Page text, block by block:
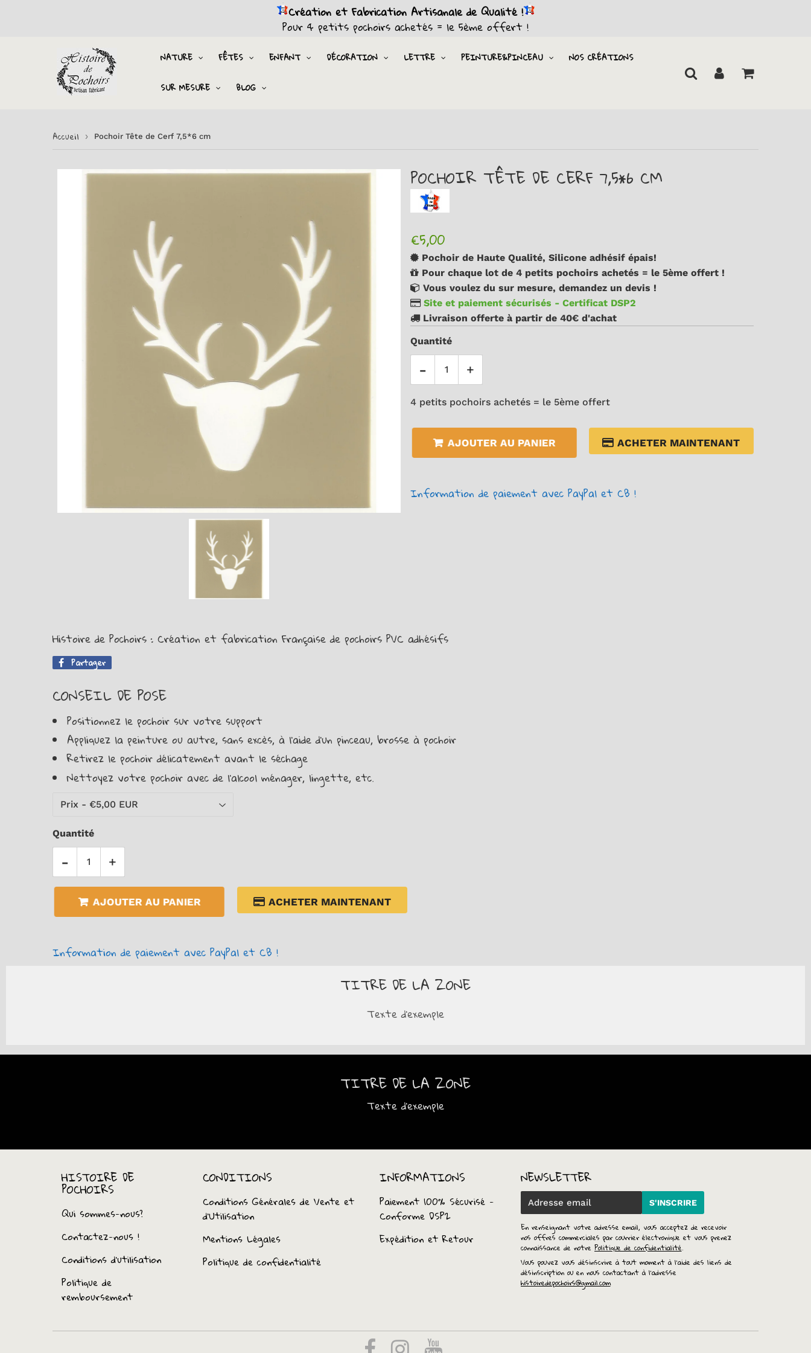
Création et Fabrication Artisanale de Qualité !
Pour 4 petits pochoirs achetés = le 5ème offert !
NATURE FÊTES ENFANT DÉCORATION LETTRE PEINTURE&PINCEAU NOS CRÉATIONS
SUR MESURE BLOG
Accueil › Pochoir Tête de Cerf 7,5*6 cm
POCHOIR TÊTE DE CERF 7,5*6 CM
€5,00
Pochoir de Haute Qualité, Silicone adhésif épais!
Pour chaque lot de 4 petits pochoirs achetés = le 5ème offert !
Vous voulez du sur mesure, demandez un devis !
Site et paiement sécurisés - Certificat DSP2
Livraison offerte à partir de 40€ d'achat
Quantité
+
-
4 petits pochoirs achetés = le 5ème offert
AJOUTER AU PANIER ACHETER MAINTENANT
Information de paiement avec PayPal et CB !
Histoire de Pochoirs : Création et fabrication Française de pochoirs PVC adhésifs
Partager
Facebook
CONSEIL DE POSE
Positionnez le pochoir sur votre support
Appliquez la peinture ou autre, sans excès, à l’aide d’un pinceau, brosse à pochoir
Retirez le pochoir délicatement avant le séchage
Nettoyez votre pochoir avec de l'alcool ménager, lingette, etc.
Quantité
+
-
AJOUTER AU PANIER ACHETER MAINTENANT
Information de paiement avec PayPal et CB !
TITRE DE LA ZONE
Texte d'exemple
TITRE DE LA ZONE
Texte d'exemple
HISTOIRE DE
POCHOIRS
Qui sommes-nous?
Contactez-nous !
Conditions d'utilisation
Politique de
remboursement
CONDITIONS
Conditions Générales de Vente et
d’Utilisation
Mentions Légales
Politique de confidentialité
INFORMATIONS
Paiement 100% Sécurisé -
Conforme DSP2
Expédition et Retour
NEWSLETTER
E-
mail
S'INSCRIRE
En renseignant votre adresse email, vous acceptez de recevoir
nos offres commerciales par courrier électronique et vous prenez
connaissance de notre Politique de confidentialité.
Vous pouvez vous désinscrire à tout moment à l'aide des liens de
désinscription ou en nous contactant à l'adresse
histoiredepochoirs@gmail.com